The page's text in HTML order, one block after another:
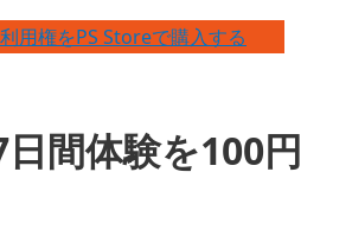
用権をPS Storeで購入する
間体験を100円